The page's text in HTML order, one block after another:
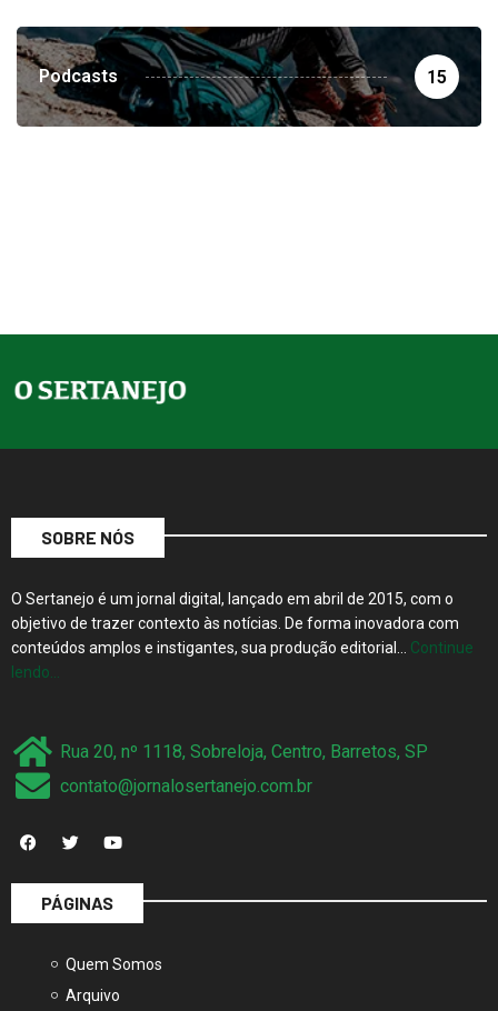
Podcasts 15
SOBRE NÓS
O Sertanejo é um jornal digital, lançado em abril de 2015, com o
objetivo de trazer contexto às notícias. De forma inovadora com
conteúdos amplos e instigantes, sua produção editorial… Continue
lendo…
Rua 20, nº 1118, Sobreloja, Centro, Barretos, SP
contato@jornalosertanejo.com.br
PÁGINAS
Quem Somos
Arquivo